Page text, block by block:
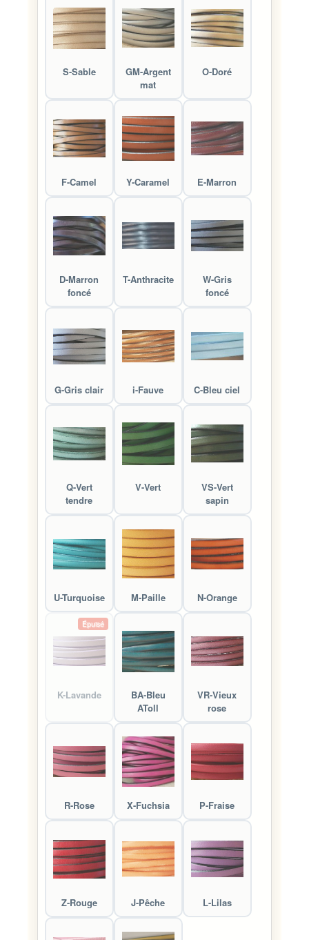
S-Sable
GM-Argent
mat
O-Doré
F-Camel Y-Caramel E-Marron
D-Marron
foncé
T-Anthracite
W-Gris
foncé
G-Gris clair i-Fauve C-Bleu ciel
Q-Vert
tendre
V-Vert
VS-Vert
sapin
U-Turquoise M-Paille N-Orange
K-Lavande
Épuisé
BA-Bleu
AToll
VR-Vieux
rose
R-Rose X-Fuchsia P-Fraise
Z-Rouge J-Pêche L-Lilas